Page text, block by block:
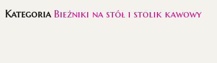
Kategoria Bieżniki na stół i stolik kawowy